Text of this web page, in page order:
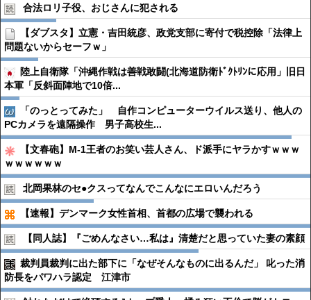
合法ロリ子役、おじさんに犯される
【ダブスタ】立憲・吉田統彦、政党支部に寄付で税控除「法律上
問題ないからセーフｗ」
陸上自衛隊「沖縄作戦は善戦敢闘(北海道防衛ﾄﾞｸﾄﾘﾝに応用」旧日
本軍「反斜面陣地で10倍...
「のっとってみた」 自作コンピューターウイルス送り、他人の
PCカメラを遠隔操作 男子高校生...
【文春砲】M-1王者のお笑い芸人さん、ド派手にヤラかすｗｗｗ
ｗｗｗｗｗｗ
北岡果林のセ●︎クスってなんでこんなにエロいんだろう
【速報】デンマーク女性首相、首都の広場で襲われる
【同人誌】『ごめんなさい…私は』清楚だと思っていた妻の素顔
裁判員裁判に出た部下に「なぜそんなものに出るんだ」 叱った消
防長をパワハラ認定 江津市